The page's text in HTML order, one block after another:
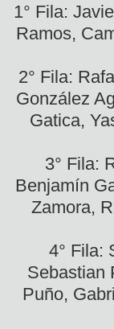
1° Fila:
Ramos,
2° Fila:
González
Gatica,
3° Fila:
Benjamín
Zamora,
4° Fila:
Sebastian
Puño,